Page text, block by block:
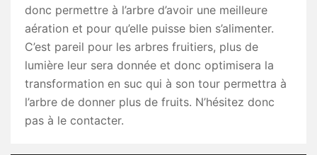
donc permettre à l’arbre d’avoir une meilleure
aération et pour qu’elle puisse bien s’alimenter.
C’est pareil pour les arbres fruitiers, plus de
lumière leur sera donnée et donc optimisera la
transformation en suc qui à son tour permettra à
l’arbre de donner plus de fruits. N’hésitez donc
pas à le contacter.